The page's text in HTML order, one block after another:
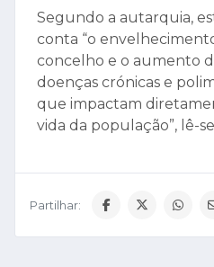
Segundo a autarquia,
conta “o
concelho e o aumento
doenças crónicas e
que impactam
vida da população”, lê-
Partilhar: